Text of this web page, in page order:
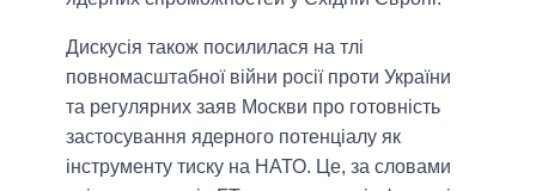
Дискусія також посилилася на тлі
повномасштабної війни росії проти України
та регулярних заяв Москви про готовність
застосування ядерного потенціалу як
інструменту тиску на НАТО. Це, за словами